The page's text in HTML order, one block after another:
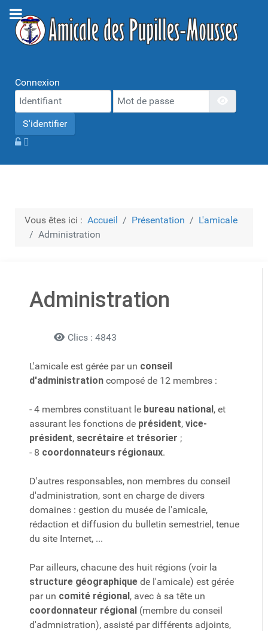
Connexion
Mot de passe
S'identifier
Vous êtes ici : Accueil Présentation
L'amicale
Administration
Administration
Détails Clics : 4843
L'amicale est gérée par un conseil
d'administration composé de 12 membres :
- 4 membres constituant le bureau national, et
assurant les fonctions de président, vice-
président, secrétaire et trésorier ;
- 8 coordonnateurs régionaux.
D'autres responsables, non membres du conseil
d'administration, sont en charge de divers
domaines : gestion du musée de l'amicale,
rédaction et diffusion du bulletin semestriel, tenue
du site Internet, ...
Par ailleurs, chacune des huit régions (voir la
structure géographique de l'amicale) est gérée
par un comité régional, avec à sa tête un
coordonnateur régional (membre du conseil
d'admnistration), assisté par différents adjoints,